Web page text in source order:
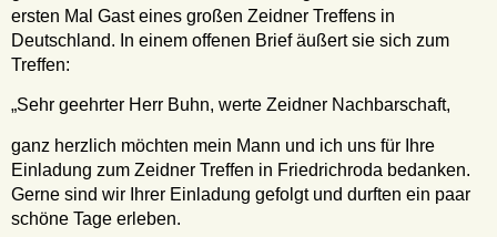
ersten Mal Gast eines großen Zeidner Treffens in
Deutschland. In einem offenen Brief äußert sie sich zum
Treffen:
„Sehr geehrter Herr Buhn, werte Zeidner Nachbarschaft,
ganz herzlich möchten mein Mann und ich uns für Ihre
Einladung zum Zeidner Treffen in Friedrichroda bedanken.
Gerne sind wir Ihrer Einladung gefolgt und durften ein paar
schöne Tage erleben.